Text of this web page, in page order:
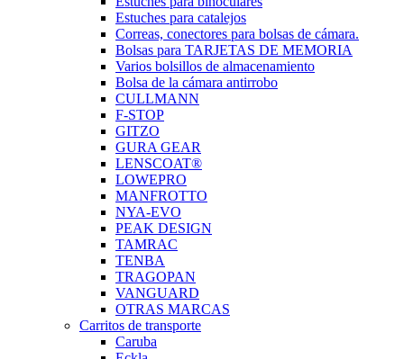
Estuches para catalejos
Correas, conectores para bolsas de cámara.
Bolsas para TARJETAS DE MEMORIA
Varios bolsillos de almacenamiento
Bolsa de la cámara antirrobo
CULLMANN
F-STOP
GITZO
GURA GEAR
LENSCOAT®
LOWEPRO
MANFROTTO
NYA-EVO
PEAK DESIGN
TAMRAC
TENBA
TRAGOPAN
VANGUARD
OTRAS MARCAS
Carritos de transporte
Caruba